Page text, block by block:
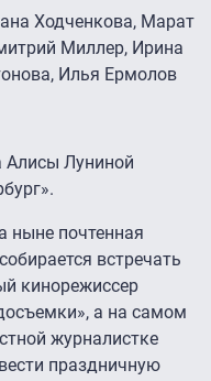
Ходченкова, Марат
Миллер, Ирина
Илья Ермолов
Луниной
ныне почтенная
встречать
кинорежиссер
а на самом
журналистке
праздничную